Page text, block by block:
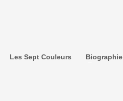
Les Sept Couleurs Biographie